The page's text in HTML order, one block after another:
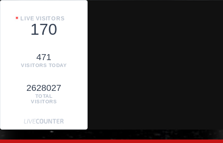
LIVE VISITORS
170
471
VISITORS TODAY
2628027
TOTAL
VISITORS